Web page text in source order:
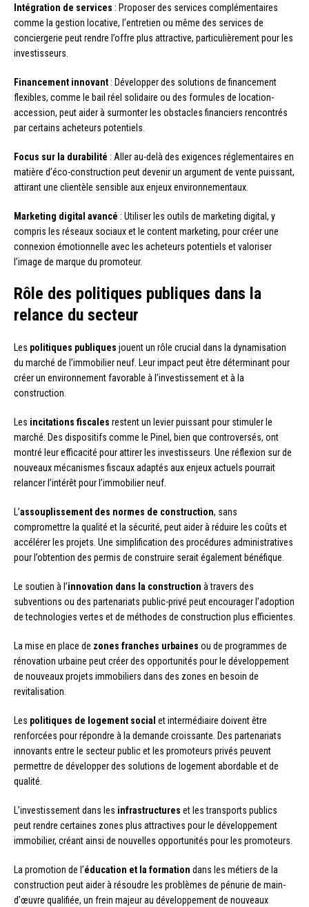
Intégration de services : Proposer des services complémentaires
comme la gestion locative, l’entretien ou même des services de
conciergerie peut rendre l’offre plus attractive, particulièrement pour les
investisseurs.
Financement innovant : Développer des solutions de financement
flexibles, comme le bail réel solidaire ou des formules de location-
accession, peut aider à surmonter les obstacles financiers rencontrés
par certains acheteurs potentiels.
Focus sur la durabilité : Aller au-delà des exigences réglementaires en
matière d’éco-construction peut devenir un argument de vente puissant,
attirant une clientèle sensible aux enjeux environnementaux.
Marketing digital avancé : Utiliser les outils de marketing digital, y
compris les réseaux sociaux et le content marketing, pour créer une
connexion émotionnelle avec les acheteurs potentiels et valoriser
l’image de marque du promoteur.
Rôle des politiques publiques dans la
relance du secteur
Les politiques publiques jouent un rôle crucial dans la dynamisation
du marché de l’immobilier neuf. Leur impact peut être déterminant pour
créer un environnement favorable à l’investissement et à la
construction.
Les incitations fiscales restent un levier puissant pour stimuler le
marché. Des dispositifs comme le Pinel, bien que controversés, ont
montré leur efficacité pour attirer les investisseurs. Une réflexion sur de
nouveaux mécanismes fiscaux adaptés aux enjeux actuels pourrait
relancer l’intérêt pour l’immobilier neuf.
L’assouplissement des normes de construction, sans
compromettre la qualité et la sécurité, peut aider à réduire les coûts et
accélérer les projets. Une simplification des procédures administratives
pour l’obtention des permis de construire serait également bénéfique.
Le soutien à l’innovation dans la construction à travers des
subventions ou des partenariats public-privé peut encourager l’adoption
de technologies vertes et de méthodes de construction plus efficientes.
La mise en place de zones franches urbaines ou de programmes de
rénovation urbaine peut créer des opportunités pour le développement
de nouveaux projets immobiliers dans des zones en besoin de
revitalisation.
Les politiques de logement social et intermédiaire doivent être
renforcées pour répondre à la demande croissante. Des partenariats
innovants entre le secteur public et les promoteurs privés peuvent
permettre de développer des solutions de logement abordable et de
qualité.
L’investissement dans les infrastructures et les transports publics
peut rendre certaines zones plus attractives pour le développement
immobilier, créant ainsi de nouvelles opportunités pour les promoteurs.
La promotion de l’éducation et la formation dans les métiers de la
construction peut aider à résoudre les problèmes de pénurie de main-
d’œuvre qualifiée, un frein majeur au développement de nouveaux